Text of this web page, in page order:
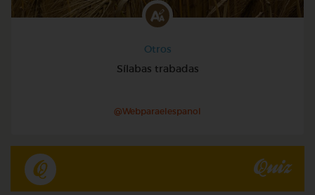
Otros
Sílabas trabadas
@Webparaelespanol
Quiz